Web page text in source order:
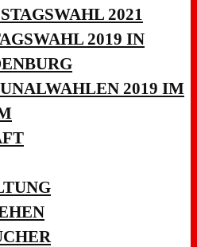
2021
2019 IN
2019 IM